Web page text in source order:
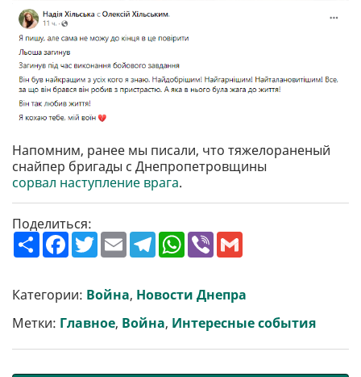
Напомним, ранее мы писали, что тяжелораненый
снайпер бригады с Днепропетровщины
сорвал наступление врага.
Поделиться:
П
о
р
и
и
F
a
b
o
k
T
w
t
e
E
m
l
T
e
g
r
m
W
h
s
A
p
V
r l
Категории: Война, Новости Днепра
Метки: Главное, Война, Интересные события